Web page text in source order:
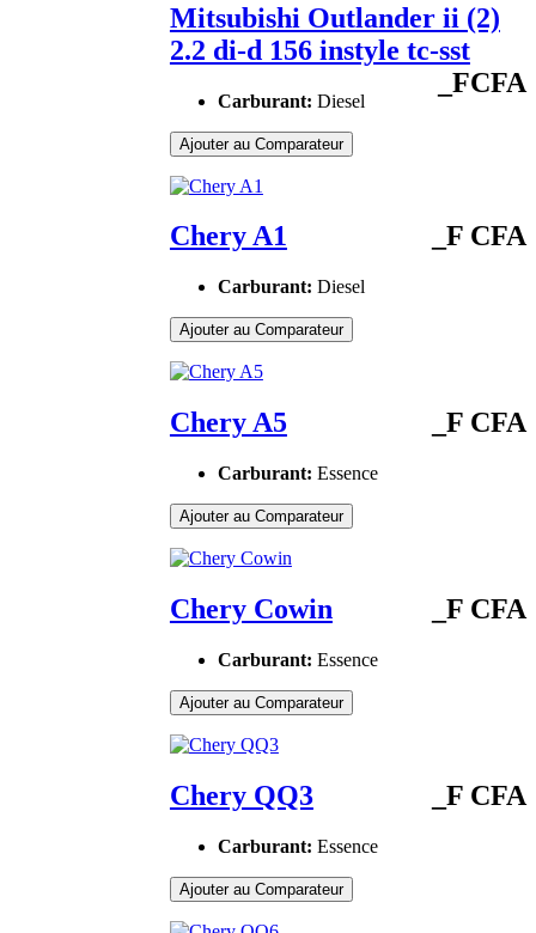
Mitsubishi Outlander ii (2)
2.2 di-d 156 instyle tc-sst
_FCFA
Carburant: Diesel
Ajouter au Comparateur
Chery A1 _F CFA
Carburant: Diesel
Ajouter au Comparateur
Chery A5 _F CFA
Carburant: Essence
Ajouter au Comparateur
Chery Cowin _F CFA
Carburant: Essence
Ajouter au Comparateur
Chery QQ3 _F CFA
Carburant: Essence
Ajouter au Comparateur